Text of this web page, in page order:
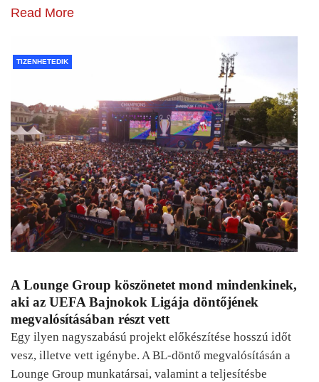
Read More
TIZENHETEDIK
A Lounge Group köszönetet mond mindenkinek,
aki az UEFA Bajnokok Ligája döntőjének
megvalósításában részt vett
Egy ilyen nagyszabású projekt előkészítése hosszú időt
vesz, illetve vett igénybe. A BL-döntő megvalósításán a
Lounge Group munkatársai, valamint a teljesítésbe